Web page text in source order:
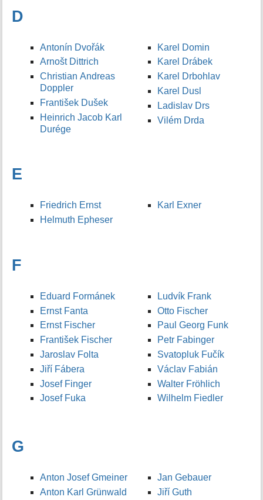
D
Antonín Dvořák
Arnošt Dittrich
Christian Andreas
Doppler
František Dušek
Heinrich Jacob Karl
Durége
Karel Domin
Karel Drábek
Karel Drbohlav
Karel Dusl
Ladislav Drs
Vilém Drda
E
Friedrich Ernst
Helmuth Epheser
Karl Exner
F
Eduard Formánek
Ernst Fanta
Ernst Fischer
František Fischer
Jaroslav Folta
Jiří Fábera
Josef Finger
Josef Fuka
Ludvík Frank
Otto Fischer
Paul Georg Funk
Petr Fabinger
Svatopluk Fučík
Václav Fabián
Walter Fröhlich
Wilhelm Fiedler
G
Anton Josef Gmeiner
Anton Karl Grünwald
Jan Gebauer
Jiří Guth